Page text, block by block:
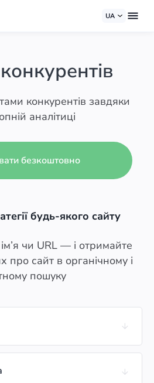
UA
конкурентів завдяки
аналітиці
безкоштовно
будь-якого сайту
чи URL — і отримайте
про сайт в органічному і
пошуку